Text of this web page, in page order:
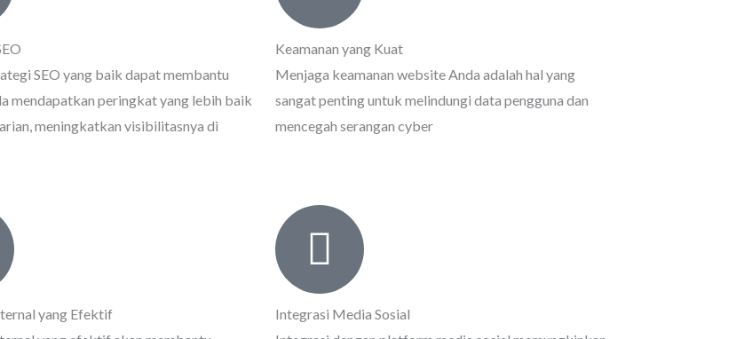
SEO yang baik dapat membantu
mendapatkan peringkat yang lebih baik
meningkatkan visibilitasnya di
Keamanan yang Kuat
Menjaga keamanan website Anda adalah hal yang
sangat penting untuk melindungi data pengguna dan
mencegah serangan cyber
yang Efektif
Integrasi Media Sosial